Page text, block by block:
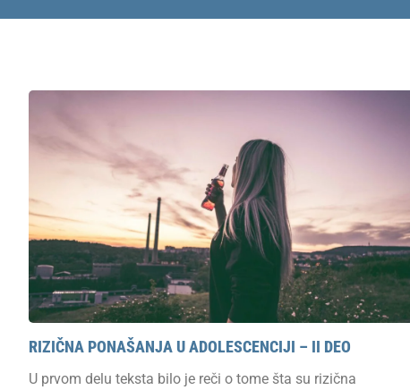
RIZIČNA PONAŠANJA U ADOLESCENCIJI – II DEO
U prvom delu teksta bilo je reči o tome šta su rizična